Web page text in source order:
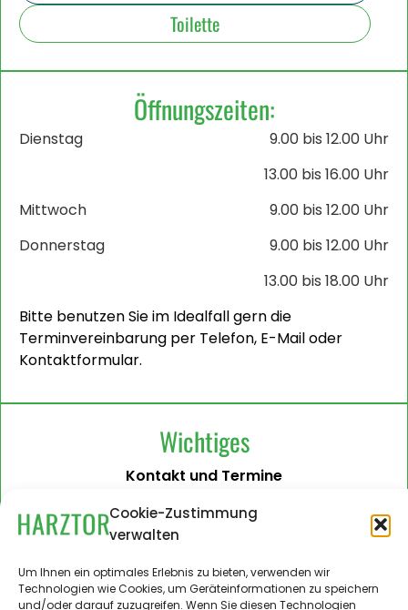
Cookie-Zustimmung
verwalten
Um Ihnen ein optimales Erlebnis zu bieten, verwenden wir
Technologien wie Cookies, um Geräteinformationen zu speichern
und/oder darauf zuzugreifen. Wenn Sie diesen Technologien
Toilette
Öffnungszeiten:
Dienstag
9.00 bis 12.00 Uhr
13.00 bis 16.00 Uhr
Mittwoch
9.00 bis 12.00 Uhr
Donnerstag
9.00 bis 12.00 Uhr
13.00 bis 18.00 Uhr
Bitte benutzen Sie im Idealfall gern die
Terminvereinbarung per Telefon, E-Mail oder
Kontaktformular.
Wichtiges
Kontakt und Termine
Barrierefreiheit
Impressum
Datenschutzerklärung
Administration